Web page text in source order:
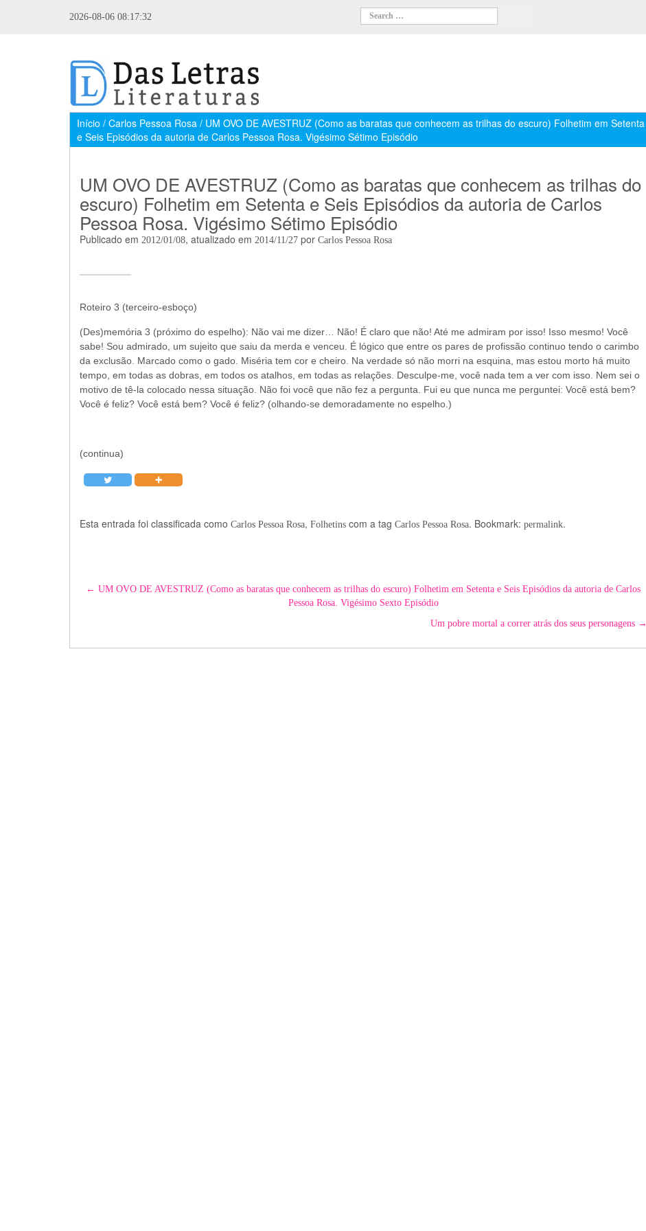
2026-08-06 08:17:32
Início / Carlos Pessoa Rosa / UM OVO DE AVESTRUZ (Como as baratas que conhecem as trilhas do escuro) Folhetim em Setenta
e Seis Episódios da autoria de Carlos Pessoa Rosa. Vigésimo Sétimo Episódio
UM OVO DE AVESTRUZ (Como as baratas que conhecem as trilhas do
escuro) Folhetim em Setenta e Seis Episódios da autoria de Carlos
Pessoa Rosa. Vigésimo Sétimo Episódio
Publicado em 2012/01/08, atualizado em 2014/11/27por Carlos Pessoa Rosa
Roteiro 3 (terceiro-esboço)
(Des)memória 3 (próximo do espelho): Não vai me dizer… Não! É claro que não! Até me admiram por isso! Isso mesmo! Você
sabe! Sou admirado, um sujeito que saiu da merda e venceu. É lógico que entre os pares de profissão continuo tendo o carimbo
da exclusão. Marcado como o gado. Miséria tem cor e cheiro. Na verdade só não morri na esquina, mas estou morto há muito
tempo, em todas as dobras, em todos os atalhos, em todas as relações. Desculpe-me, você nada tem a ver com isso. Nem sei o
motivo de tê-la colocado nessa situação. Não foi você que não fez a pergunta. Fui eu que nunca me perguntei: Você está bem?
Você é feliz? Você está bem? Você é feliz? (olhando-se demoradamente no espelho.)
(continua)
Esta entrada foi classificada como Carlos Pessoa Rosa, Folhetinscom a tag Carlos Pessoa Rosa. Bookmark: permalink.
Post
← UM OVO DE AVESTRUZ (Como as baratas que conhecem as trilhas do escuro) Folhetim em Setenta e Seis Episódios da autoria de Carlos
Pessoa Rosa. Vigésimo Sexto Episódio
Um pobre mortal a correr atrás dos seus personagens →